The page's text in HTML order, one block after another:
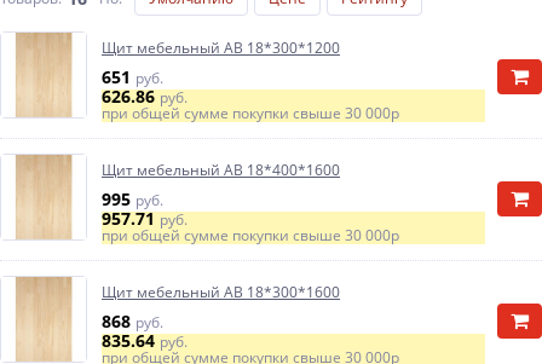
Щит мебельный АВ 18*300*1200
651 руб.
626.86руб.
при общей сумме покупки свыше 30 000р
Щит мебельный АВ 18*400*1600
995 руб.
957.71руб.
при общей сумме покупки свыше 30 000р
Щит мебельный АВ 18*300*1600
868 руб.
835.64руб.
при общей сумме покупки свыше 30 000р